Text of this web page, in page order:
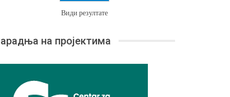
Види резултате
на пројектима